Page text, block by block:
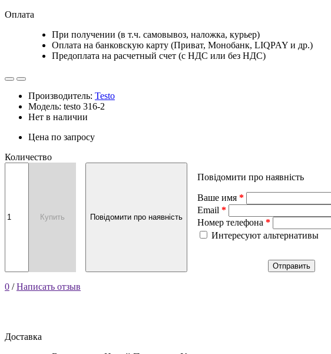
Оплата
При получении (в т.ч. самовывоз, наложка, курьер)
Оплата на банковскую карту (Приват, Монобанк, LIQPAY и др.)
Предоплата на расчетный счет (с НДС или без НДС)
Производитель: Testo
Модель: testo 316-2
Нет в наличии
Цена по запросу
Количество
Купить Повідомити про наявність
Повідомити про наявність
Ваше имя
Email
Номер телефона
Интересуют альтернативы
Отправить
0 /Написать отзыв
Доставка